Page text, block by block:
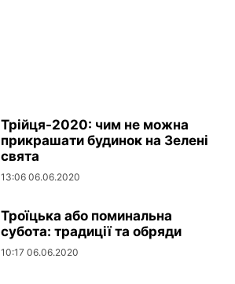
Трійця-2020: чим не можна
прикрашати будинок на Зелені
свята
13:06 06.06.2020
Троїцька або поминальна
субота: традиції та обряди
10:17 06.06.2020